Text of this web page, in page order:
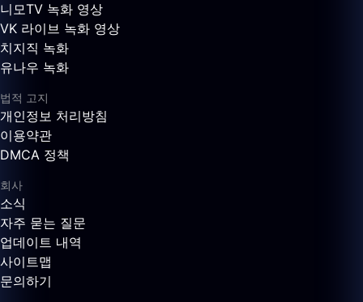
니모TV 녹화 영상
VK 라이브 녹화 영상
치지직 녹화
유나우 녹화
법적 고지
개인정보 처리방침
이용약관
DMCA 정책
회사
소식
자주 묻는 질문
업데이트 내역
사이트맵
문의하기